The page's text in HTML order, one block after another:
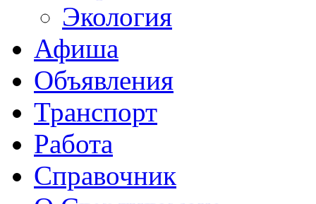
Экология
Афиша
Объявления
Транспорт
Работа
Справочник